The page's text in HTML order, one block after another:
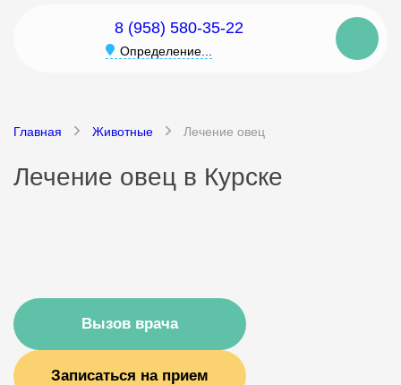
8 (958) 580-35-22
Определение...
Главная Животные Лечение овец
Лечение овец в Курске
Вызов врача
Записаться на прием